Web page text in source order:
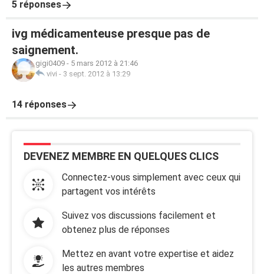
5 réponses
ivg médicamenteuse presque pas de
saignement.
gigi0409 - 5 mars 2012 à 21:46
vivi - 3 sept. 2012 à 13:29
14 réponses
DEVENEZ MEMBRE EN QUELQUES CLICS
Connectez-vous simplement avec ceux qui
partagent vos intérêts
Suivez vos discussions facilement et
obtenez plus de réponses
Mettez en avant votre expertise et aidez
les autres membres